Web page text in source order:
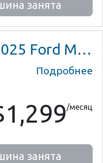
занята
Ford Mustang
Подробнее
/месяц
занята